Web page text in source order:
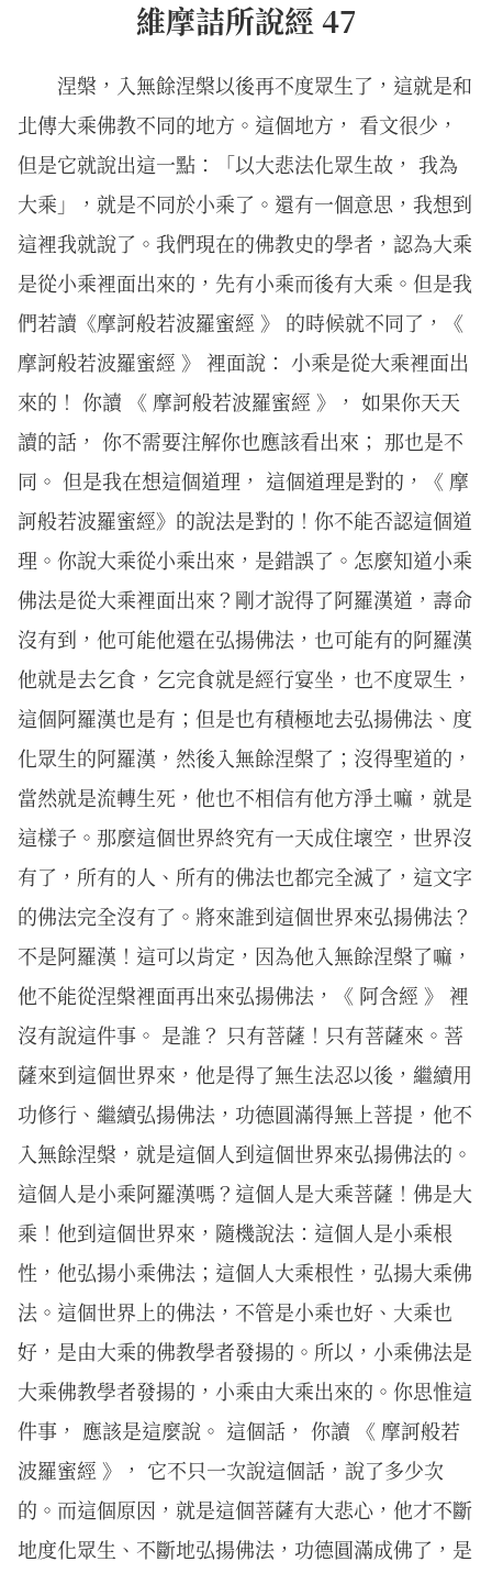
維摩詰所說經 47
涅槃，入無餘涅槃以後再不度眾生了，這就是和
北傳大乘佛教不同的地方。這個地方， 看文很少，
但是它就說出這一點：「以大悲法化眾生故， 我為
大乘」，就是不同於小乘了。還有一個意思，我想到
這裡我就說了。我們現在的佛教史的學者，認為大乘
是從小乘裡面出來的，先有小乘而後有大乘。但是我
們若讀《摩訶般若波羅蜜經 》 的時候就不同了，《
摩訶般若波羅蜜經 》 裡面說： 小乘是從大乘裡面出
來的！ 你讀 《 摩訶般若波羅蜜經 》， 如果你天天
讀的話， 你不需要注解你也應該看出來； 那也是不
同。 但是我在想這個道理， 這個道理是對的，《 摩
訶般若波羅蜜經》的說法是對的！你不能否認這個道
理。你說大乘從小乘出來，是錯誤了。怎麼知道小乘
佛法是從大乘裡面出來？剛才說得了阿羅漢道，壽命
沒有到，他可能他還在弘揚佛法，也可能有的阿羅漢
他就是去乞食，乞完食就是經行宴坐，也不度眾生，
這個阿羅漢也是有；但是也有積極地去弘揚佛法、度
化眾生的阿羅漢，然後入無餘涅槃了；沒得聖道的，
當然就是流轉生死，他也不相信有他方淨土嘛，就是
這樣子。那麼這個世界終究有一天成住壞空，世界沒
有了，所有的人、所有的佛法也都完全滅了，這文字
的佛法完全沒有了。將來誰到這個世界來弘揚佛法？
不是阿羅漢！這可以肯定，因為他入無餘涅槃了嘛，
他不能從涅槃裡面再出來弘揚佛法，《 阿含經 》 裡
沒有說這件事。 是誰？ 只有菩薩！只有菩薩來。菩
薩來到這個世界來，他是得了無生法忍以後，繼續用
功修行、繼續弘揚佛法，功德圓滿得無上菩提，他不
入無餘涅槃，就是這個人到這個世界來弘揚佛法的。
這個人是小乘阿羅漢嗎？這個人是大乘菩薩！佛是大
乘！他到這個世界來，隨機說法：這個人是小乘根
性，他弘揚小乘佛法；這個人大乘根性，弘揚大乘佛
法。這個世界上的佛法，不管是小乘也好、大乘也
好，是由大乘的佛教學者發揚的。所以，小乘佛法是
大乘佛教學者發揚的，小乘由大乘出來的。你思惟這
件事， 應該是這麼說。 這個話， 你讀 《 摩訶般若
波羅蜜經 》， 它不只一次說這個話，說了多少次
的。而這個原因，就是這個菩薩有大悲心，他才不斷
地度化眾生、不斷地弘揚佛法，功德圓滿成佛了，是